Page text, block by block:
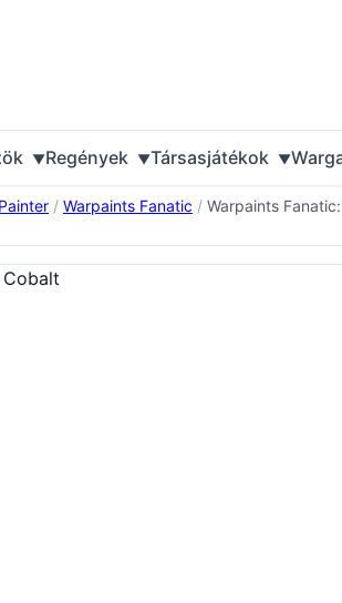
Regények Társasjátékok
/ Warpaints Fanatic / Warpaints